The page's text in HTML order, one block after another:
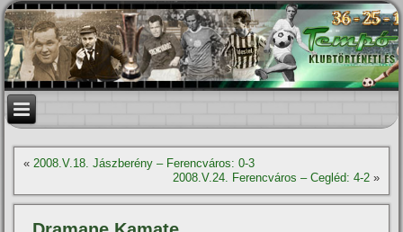
«2008.V.18. Jászberény – Ferencváros: 0-3
2008.V.24. Ferencváros – Cegléd: 4-2»